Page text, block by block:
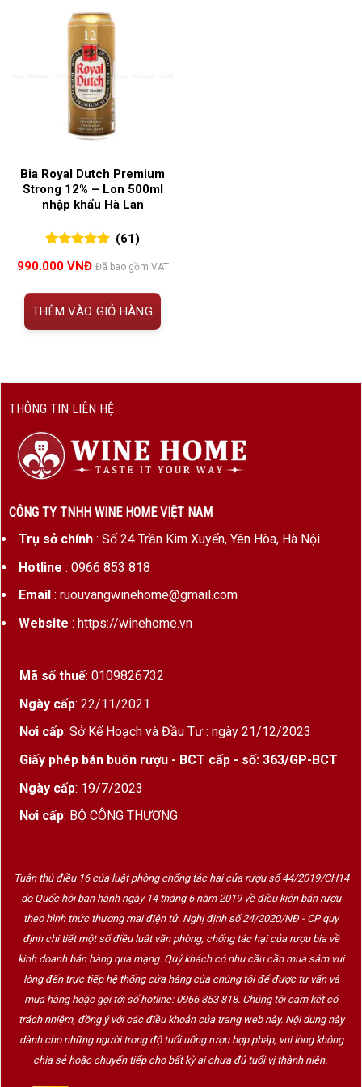
Bia Royal Dutch Premium
Strong 12% – Lon 500ml
nhập khẩu Hà Lan
đánh giá
(61)
990.000 VNĐ Đã bao gồm VAT
THÊM VÀO GIỎ HÀNG
THÔNG TIN LIÊN HỆ
CÔNG TY TNHH WINE HOME VIỆT NAM
Trụ sở chính: Số 24 Trần Kim Xuyến, Yên Hòa, Hà Nội
Hotline : 0966 853 818
Email : ruouvangwinehome@gmail.com
Website : https://winehome.vn
Mã số thuế: 0109826732
Ngày cấp: 22/11/2021
Nơi cấp: Sở Kế Hoạch và Đầu Tư : ngày 21/12/2023
Giấy phép bán buôn rượu - BCT cấp - số: 363/GP-BCT
Ngày cấp: 19/7/2023
Nơi cấp: BỘ CÔNG THƯƠNG
Tuân thủ điều 16 của luật phòng chống tác hại của rượu số 44/2019/CH14
do Quốc hội ban hành ngày 14 tháng 6 năm 2019 về điều kiện bán rượu
theo hình thức thương mại điện tử. Nghị định số 24/2020/NĐ - CP quy
định chi tiết một số điều luật văn phòng, chống tác hại của rượu bia về
kinh doanh bán hàng qua mạng. Quý khách có nhu cầu cần mua sắm vui
lòng đến trực tiếp hệ thống cửa hàng của chúng tôi để được tư vấn và
mua hàng hoặc gọi tới số hotline: 0966 853 818. Chúng tôi cam kết có
trách nhiệm, đồng ý với các điều khoản của trang web này. Nội dung này
dành cho những người trong độ tuổi uống rượu hợp pháp, vui lòng không
chia sẻ hoặc chuyển tiếp cho bất kỳ ai chưa đủ tuổi vị thành niên.